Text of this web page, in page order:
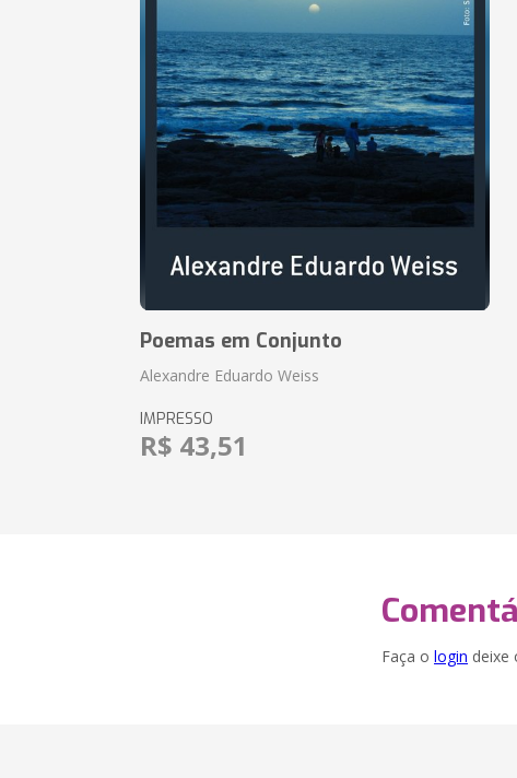
Poemas em Conjunto
Alexandre Eduardo Weiss
IMPRESSO
R$ 43,51
Faça o login deixe